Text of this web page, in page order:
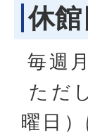
休館
毎週
ただ
曜日